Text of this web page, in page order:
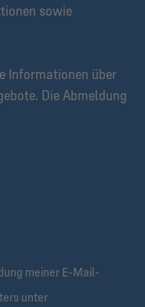
sowie
Informationen über
Die Abmeldung
meiner E-Mail-
unter